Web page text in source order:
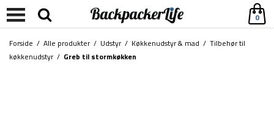
0
Forside / Alle produkter/ Udstyr/ Køkkenudstyr & mad / Tilbehør til
køkkenudstyr/ Greb til stormkøkken